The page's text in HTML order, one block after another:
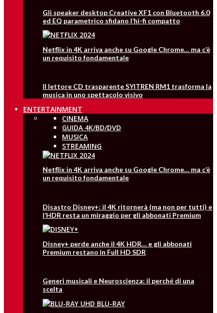
Gli speaker desktop Creative XF1 con Bluetooth 6.0
ed EQ parametrico sfidano l’hi-fi compatto
Netflix in 4K arriva anche su Google Chrome… ma c’è
un requisito fondamentale
Il lettore CD trasparente SYITREN RM1 trasforma la
musica in uno spettacolo visivo
ENTERTAINMENT
CINEMA
GUIDA 4K/BD/DVD
MUSICA
STREAMING
Netflix in 4K arriva anche su Google Chrome… ma c’è
un requisito fondamentale
Disastro Disney+: il 4K ritornerà (ma non per tutti) e
l’HDR resta un miraggio per gli abbonati Premium
Disney+ perde anche il 4K HDR… e gli abbonati
Premium restano in Full HD SDR
Generi musicali e Neuroscienza: il perché di una
scelta